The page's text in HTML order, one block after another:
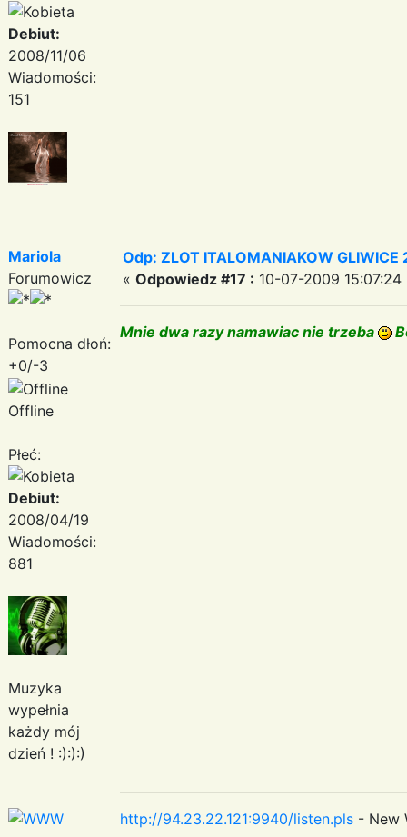
Debiut:
2008/11/06
Wiadomości:
151
Mariola
Forumowicz
Pomocna dłoń:
+0/-3
Offline
Płeć:
Debiut:
2008/04/19
Wiadomości:
881
Muzyka
wypełnia
każdy mój
dzień ! :):):)
Odp: ZLOT ITALOMANIAKOW
« Odpowiedz #17 : 10-07-2009 15:07:24
Mnie dwa razy namawiac nie trzeba
http://94.23.22.121:9940/listen.pls - New